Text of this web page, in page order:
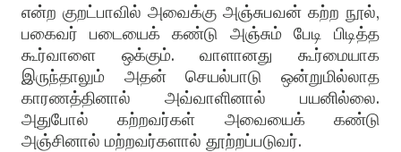
என்ற குறட்பாவில் அவைக்கு அஞ்சுபவன் கற்ற நூல்,
பகைவர் படையைக் கண்டு அஞ்சும் பேடி பிடித்த
கூர்வாளை ஒக்கும். வாளானது கூர்மையாக
இருந்தாலும் அதன் செயல்பாடு ஒன்றுமில்லாத
காரணத்தினால் அவ்வாளினால் பயனில்லை.
அதுபோல் கற்றவர்கள் அவையைக் கண்டு
அஞ்சினால் மற்றவர்களால் தூற்றப்படுவர்.